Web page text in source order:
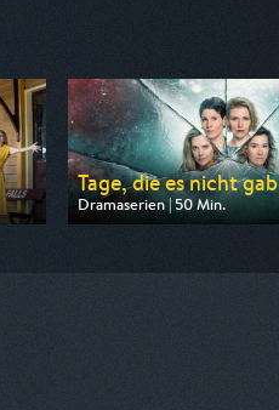
Tage, die es nicht gab
Dramaserien | 50 Min.
Ausgestrahlt von MDR